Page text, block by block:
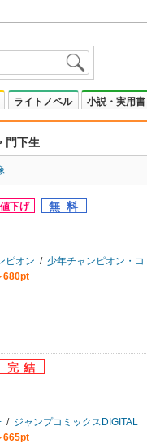
ライトノベル 小説・実用書
門下生
ピオン / 少年チャンピオン・コミッ
680pt
/ ジャンプコミックスDIGITAL
665pt